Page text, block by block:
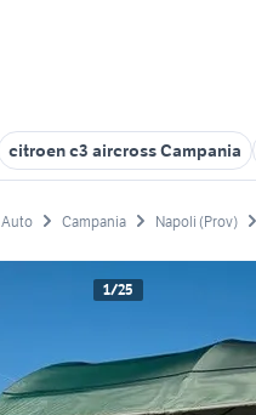
citroen c3 aircross Campania
Auto Campania Napoli (Prov)
1/25